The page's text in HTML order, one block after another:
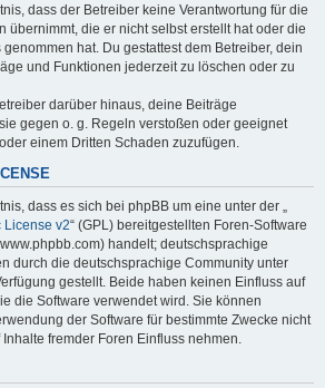
dass der Betreiber keine Verantwortung für die
übernimmt, die er nicht selbst erstellt hat oder die
hat. Du gestattest dem Betreiber, dein
und Funktionen jederzeit zu löschen oder zu
darüber hinaus, deine Beiträge
gegen o. g. Regeln verstoßen oder geeignet
einem Dritten Schaden zuzufügen.
dass es sich bei phpBB um eine unter der „
License v2“ (GPL) bereitgestellten Foren-Software
handelt; deutschsprachige
durch die deutschsprachige Community unter
gestellt. Beide haben keinen Einfluss auf
die Software verwendet wird. Sie können
der Software für bestimmte Zwecke nicht
fremder Foren Einfluss nehmen.